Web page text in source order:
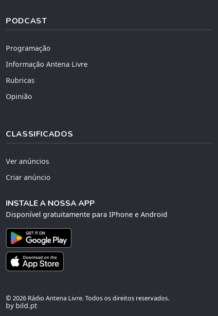
PODCAST
Programação
Informação Antena Livre
Rubricas
Opinião
CLASSIFICADOS
Ver anúncios
Criar anúncio
INSTALE A NOSSA APP
Disponível gratuitamente para IPhone e Android
© 2026 Rádio Antena Livre. Todos os direitos reservados.
by bild.pt